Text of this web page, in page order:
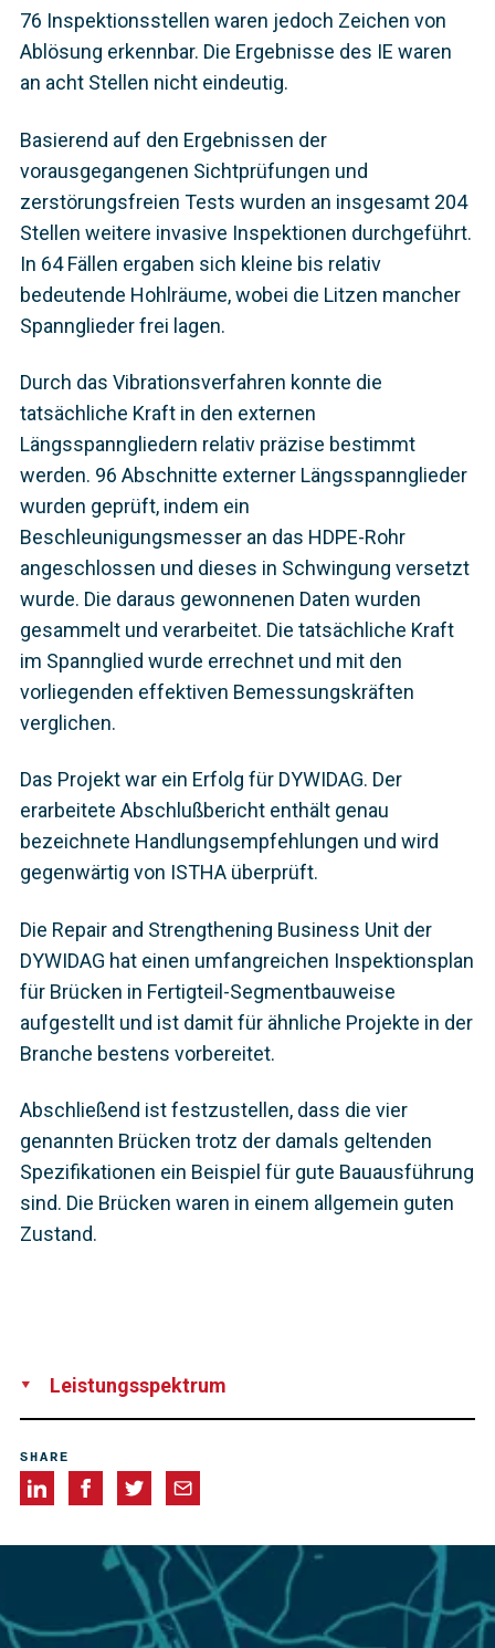
76 Inspektionsstellen waren jedoch Zeichen von
Ablösung erkennbar. Die Ergebnisse des IE waren
an acht Stellen nicht eindeutig.
Basierend auf den Ergebnissen der
vorausgegangenen Sichtprüfungen und
zerstörungsfreien Tests wurden an insgesamt 204
Stellen weitere invasive Inspektionen durchgeführt.
In 64 Fällen ergaben sich kleine bis relativ
bedeutende Hohlräume, wobei die Litzen mancher
Spannglieder frei lagen.
Durch das Vibrationsverfahren konnte die
tatsächliche Kraft in den externen
Längsspanngliedern relativ präzise bestimmt
werden. 96 Abschnitte externer Längsspannglieder
wurden geprüft, indem ein
Beschleunigungsmesser an das HDPE-Rohr
angeschlossen und dieses in Schwingung versetzt
wurde. Die daraus gewonnenen Daten wurden
gesammelt und verarbeitet. Die tatsächliche Kraft
im Spannglied wurde errechnet und mit den
vorliegenden effektiven Bemessungskräften
verglichen.
Das Projekt war ein Erfolg für DYWIDAG. Der
erarbeitete Abschlußbericht enthält genau
bezeichnete Handlungsempfehlungen und wird
gegenwärtig von ISTHA überprüft.
Die Repair and Strengthening Business Unit der
DYWIDAG hat einen umfangreichen Inspektionsplan
für Brücken in Fertigteil-Segmentbauweise
aufgestellt und ist damit für ähnliche Projekte in der
Branche bestens vorbereitet.
Abschließend ist festzustellen, dass die vier
genannten Brücken trotz der damals geltenden
Spezifikationen ein Beispiel für gute Bauausführung
sind. Die Brücken waren in einem allgemein guten
Zustand.
Leistungsspektrum
SHARE